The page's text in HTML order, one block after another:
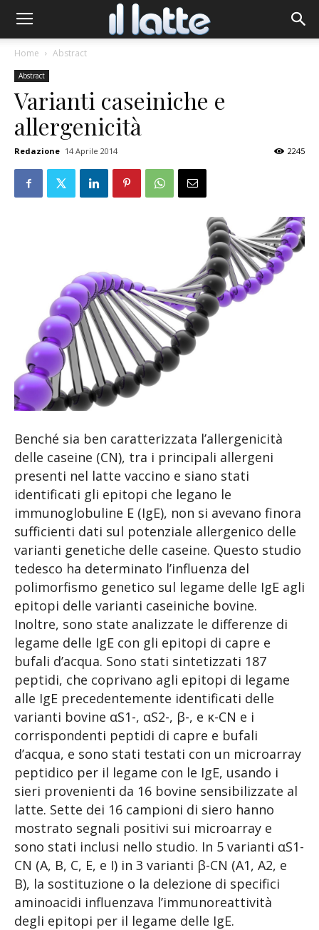
Home Abstract
Abstract
Varianti caseiniche e
allergenicità
Redazione 14 Aprile 2014 2245
Benché sia ben caratterizzata l’allergenicità
delle caseine (CN), tra i principali allergeni
presenti nel latte vaccino e siano stati
identificati gli epitopi che legano le
immunoglobuline E (IgE), non si avevano finora
sufficienti dati sul potenziale allergenico delle
varianti genetiche delle caseine. Questo studio
tedesco ha determinato l’influenza del
polimorfismo genetico sul legame delle IgE agli
epitopi delle varianti caseiniche bovine.
Inoltre, sono state analizzate le differenze di
legame delle IgE con gli epitopi di capre e
bufali d’acqua. Sono stati sintetizzati 187
peptidi, che coprivano agli epitopi di legame
alle IgE precedentemente identificati delle
varianti bovine αS1-, αS2-, β-, e κ-CN e i
corrispondenti peptidi di capre e bufali
d’acqua, e sono stati testati con un microarray
peptidico per il legame con le IgE, usando i
sieri provenienti da 16 bovine sensibilizzate al
latte. Sette dei 16 campioni di siero hanno
mostrato segnali positivi sui microarray e
sono stati inclusi nello studio. In 5 varianti αS1-
CN (A, B, C, E, e I) in 3 varianti β-CN (A1, A2, e
B), la sostituzione o la delezione di specifici
aminoacidi influenzava l’immunoreattività
degli epitopi per il legame delle IgE.